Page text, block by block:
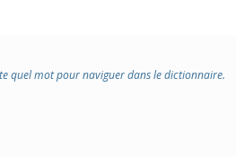
quel mot pour naviguer dans le dictionnaire.